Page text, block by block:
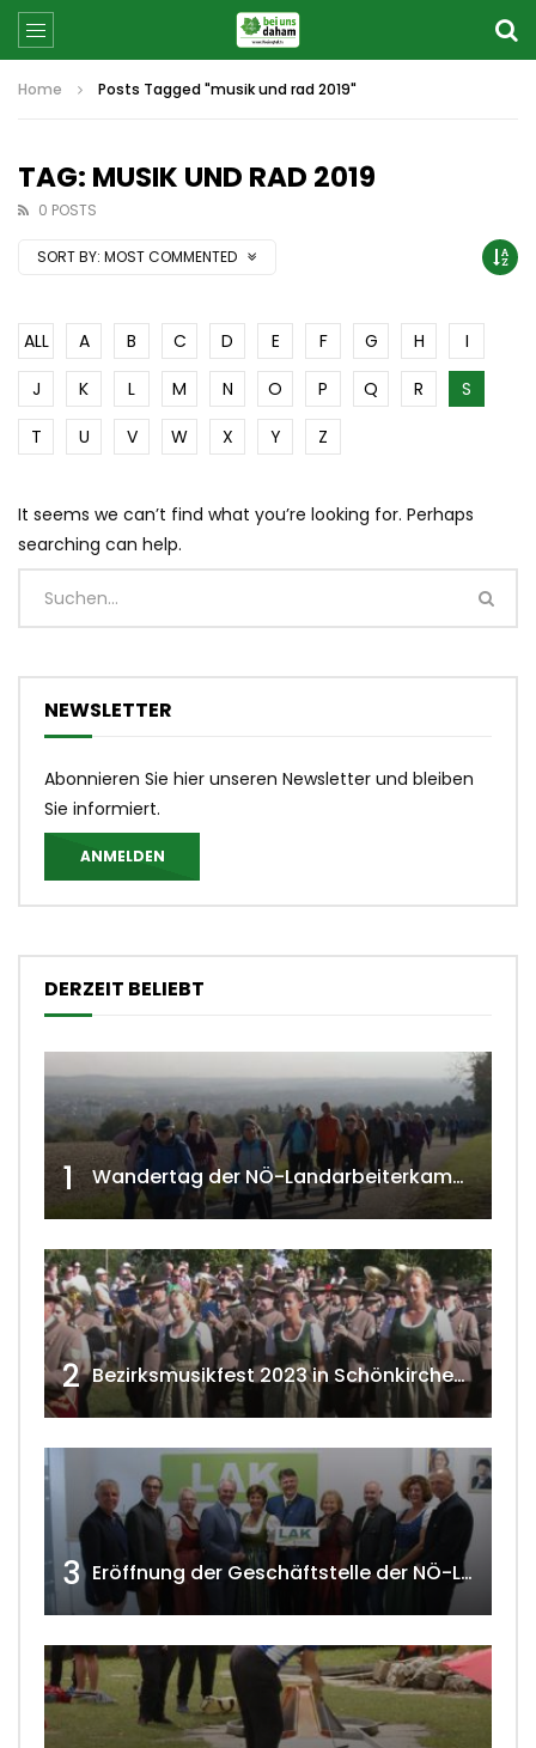
Home Posts Tagged "musik und rad 2019"
TAG: MUSIK UND RAD 2019
0 POSTS
SORT BY: MOST COMMENTED
ALL A B C D E F G H
I
J
K L M N O P Q R
S
T
U V W X Y Z
It seems we can’t find what you’re looking for. Perhaps
searching can help.
NEWSLETTER
Abonnieren Sie hier unseren Newsletter und bleiben
Sie informiert.
ANMELDEN
DERZEIT BELIEBT
1 Wandertag der NÖ-Landarbeiterkammer in Hollabrunn 2024
2 Bezirksmusikfest 2023 in Schönkirchen-Reyersdorf
3 Eröffnung der Geschäftstelle der NÖ-Landarbeiterkammer in Mistelbach w4tv174